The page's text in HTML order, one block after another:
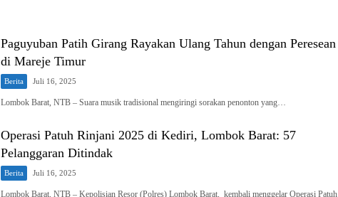
Paguyuban Patih Girang Rayakan Ulang Tahun dengan Peresean
di Mareje Timur
Berita Juli 16, 2025
Lombok Barat, NTB – Suara musik tradisional mengiringi sorakan penonton yang…
Operasi Patuh Rinjani 2025 di Kediri, Lombok Barat: 57
Pelanggaran Ditindak
Berita Juli 16, 2025
Lombok Barat, NTB – Kepolisian Resor (Polres) Lombok Barat, kembali menggelar Operasi Patuh